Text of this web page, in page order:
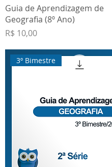
Guia de Aprendizagem de
Geografia (8º Ano)
Preço
R$ 10,00
3º Bimestre